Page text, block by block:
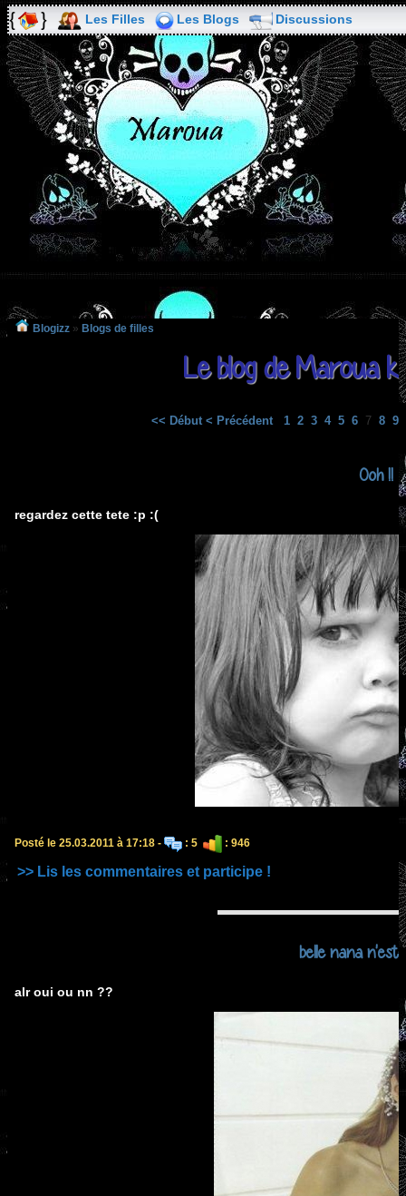
Les Filles Les Blogs Discussions
Blogizz » Blogs de filles
Le blog de Maroua
<< Début < Précédent 1 2 3 4 5 67 8 9
Ooh !!
regardez cette tete :p :(
Posté le 25.03.2011 à 17:18 - : 5 : 946
>> Lis les commentaires et participe !
belle nana
alr oui ou nn ??